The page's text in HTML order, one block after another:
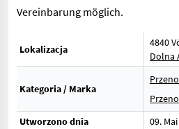
Vereinbarung möglich.
Lokalizacja
4840
Dolna
Kategoria / Marka
Utworzono dnia
09.